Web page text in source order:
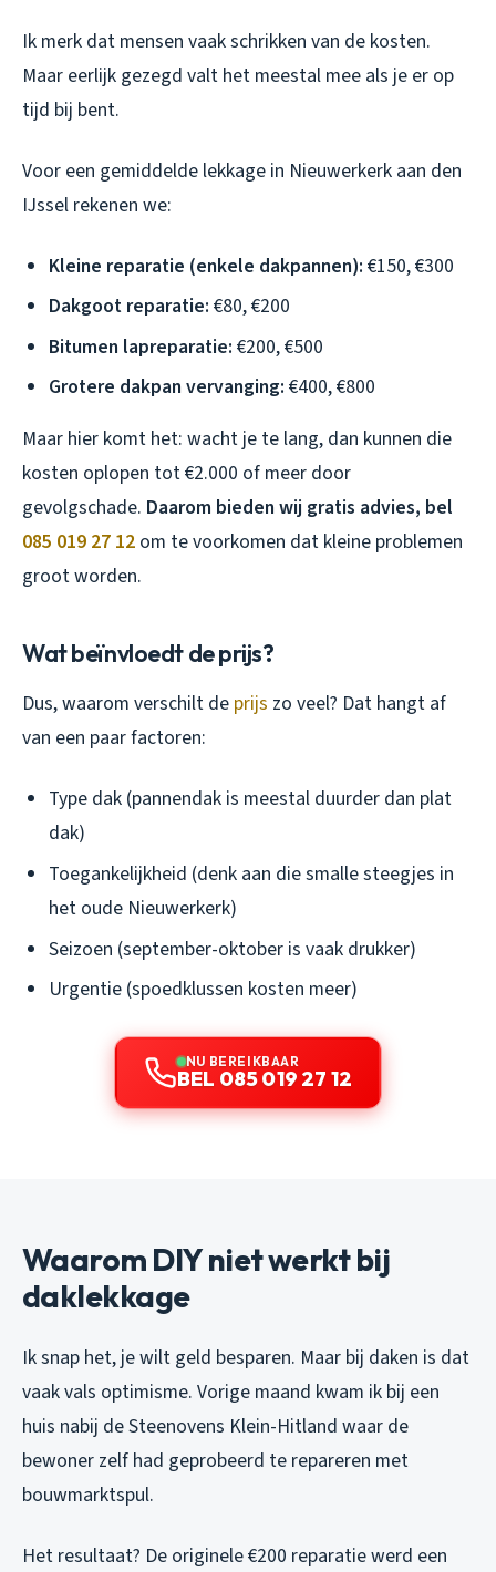
Ik merk dat mensen vaak schrikken van de kosten.
Maar eerlijk gezegd valt het meestal mee als je er op
tijd bij bent.
Voor een gemiddelde lekkage in Nieuwerkerk aan den
IJssel rekenen we:
Kleine reparatie (enkele dakpannen): €150, €300
Dakgoot reparatie: €80, €200
Bitumen lapreparatie: €200, €500
Grotere dakpan vervanging: €400, €800
Maar hier komt het: wacht je te lang, dan kunnen die
kosten oplopen tot €2.000 of meer door
gevolgschade. Daarom bieden wij gratis advies, bel
085 019 27 12 om te voorkomen dat kleine problemen
groot worden.
Wat beïnvloedt de prijs?
Dus, waarom verschilt de prijs zo veel? Dat hangt af
van een paar factoren:
Type dak (pannendak is meestal duurder dan plat
dak)
Toegankelijkheid (denk aan die smalle steegjes in
het oude Nieuwerkerk)
Seizoen (september-oktober is vaak drukker)
Urgentie (spoedklussen kosten meer)
NU BEREIKBAAR
BEL 085 019 27 12
Waarom DIY niet werkt bij
daklekkage
Ik snap het, je wilt geld besparen. Maar bij daken is dat
vaak vals optimisme. Vorige maand kwam ik bij een
huis nabij de Steenovens Klein-Hitland waar de
bewoner zelf had geprobeerd te repareren met
bouwmarktspul.
Het resultaat? De originele €200 reparatie werd een